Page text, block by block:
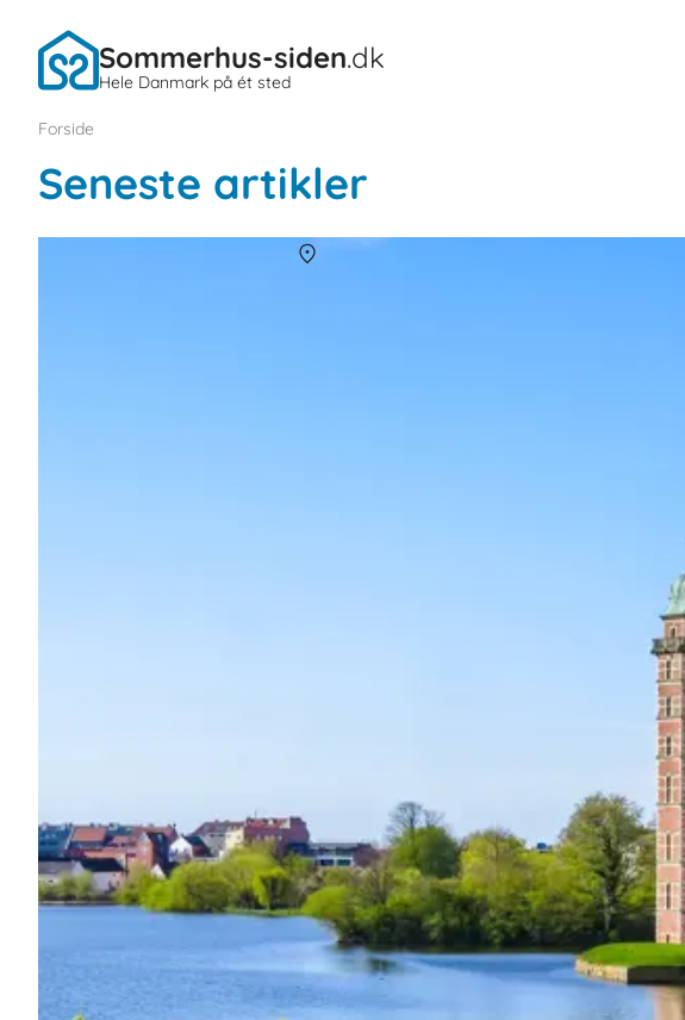
Sommerhus-siden.dk
Hele Danmark på ét sted
Forside
Seneste artikler
Historiske perler - oplev Danmarks slotte og herregårde